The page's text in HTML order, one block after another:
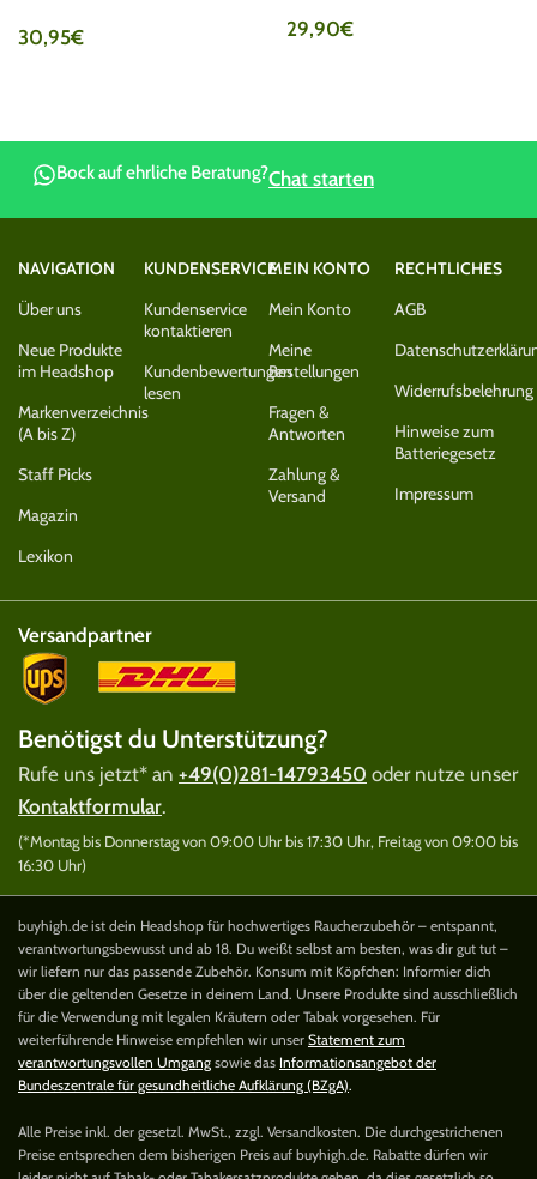
30,95€ 29,90€
Bock auf ehrliche Beratung?Chat starten
NAVIGATION
Über uns
Neue Produkte
im Headshop
Markenverzeichnis
(A bis Z)
Staff Picks
Magazin
Lexikon
KUNDENSERVICE
Kundenservice
kontaktieren
Kundenbewertungen
lesen
MEIN KONTO
Mein Konto
Meine
Bestellungen
Fragen &
Antworten
Zahlung &
Versand
RECHTLICHES
AGB
Widerrufsbelehrung
Hinweise zum
Batteriegesetz
Impressum
Versandpartner
Benötigst du Unterstützung?
Rufe uns jetzt* an +49(0)281-14793450 oder nutze unser
Kontaktformular.
(*Montag bis Donnerstag von 09:00 Uhr bis 17:30 Uhr, Freitag von 09:00 bis
16:30 Uhr)
buyhigh.de ist dein Headshop für hochwertiges Raucherzubehör – entspannt,
verantwortungsbewusst und ab 18. Du weißt selbst am besten, was dir gut tut –
wir liefern nur das passende Zubehör. Konsum mit Köpfchen: Informier dich
über die geltenden Gesetze in deinem Land. Unsere Produkte sind ausschließlich
für die Verwendung mit legalen Kräutern oder Tabak vorgesehen. Für
weiterführende Hinweise empfehlen wir unser Statement zum
verantwortungsvollen Umgang sowie das Informationsangebot der
Bundeszentrale für gesundheitliche Aufklärung (BZgA).
Alle Preise inkl. der gesetzl. MwSt., zzgl. Versandkosten. Die durchgestrichenen
Preise entsprechen dem bisherigen Preis auf buyhigh.de. Rabatte dürfen wir